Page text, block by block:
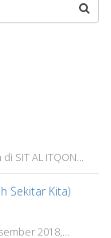
SIT AL ITQON...
Sekitar Kita)
2018,...